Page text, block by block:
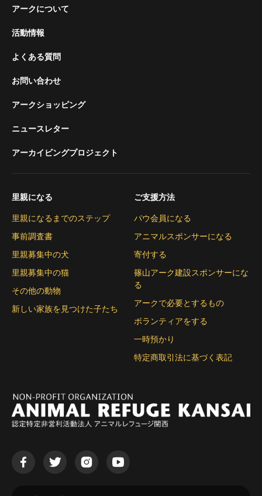
アークについて
活動情報
よくある質問
お問い合わせ
アークショッピング
ニュースレター
アーカイビングプロジェクト
里親になる
里親になるまでのステップ
事前調査書
里親募集中の犬
里親募集中の猫
その他の動物
新しい家族を見つけた子たち
ご支援方法
パウ会員になる
アニマルスポンサーになる
寄付する
篠山アーク建設スポンサーにな
る
アークで必要とするもの
ボランティアをする
一時預かり
特定商取引法に基づく表記